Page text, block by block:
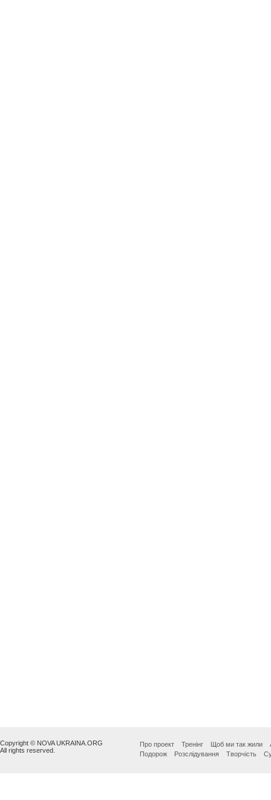
Copyright © NOVA UKRAINA.ORG
All rights reserved.
Про проект Тренінг Щоб ми так жили
Подорож
Розслідування Творчість